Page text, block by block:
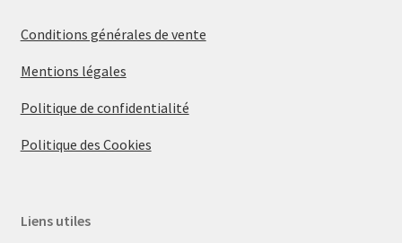
Conditions générales de vente
Mentions légales
Politique de confidentialité
Politique des Cookies
Liens utiles